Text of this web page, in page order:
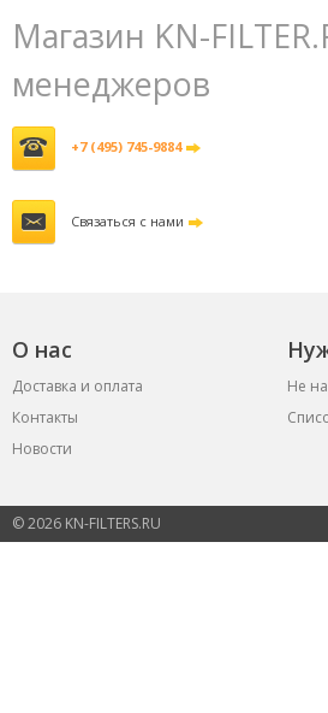
Магазин KN-
менеджеров
+7 (495) 745-9884
Связаться с нами
О нас
Доставка и оплата
Не
Контакты
Новости
© 2026 KN-FILTERS.RU